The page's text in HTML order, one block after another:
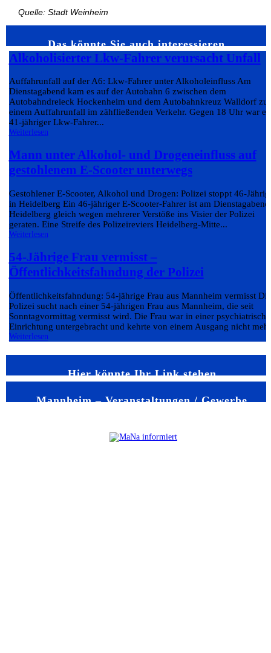
Quelle: Stadt Weinheim
Das könnte Sie auch interessieren…
Alkoholisierter Lkw-Fahrer verursacht Unfall
Auffahrunfall auf der A6: Lkw-Fahrer unter Alkoholeinfluss Am
Dienstagabend kam es auf der Autobahn 6 zwischen dem
Autobahndreieck Hockenheim und dem Autobahnkreuz Walldorf zu
einem Auffahrunfall im zähfließenden Verkehr. Gegen 18 Uhr war
41-jähriger Lkw-Fahrer...
Weiterlesen
Mann unter Alkohol- und Drogeneinfluss auf
gestohlenem E-Scooter unterwegs
Gestohlener E-Scooter, Alkohol und Drogen: Polizei stoppt 46-
in Heidelberg Ein 46-jähriger E-Scooter-Fahrer ist am
Heidelberg gleich wegen mehrerer Verstöße ins Visier der Polizei
geraten. Eine Streife des Polizeireviers Heidelberg-Mitte...
Weiterlesen
54-Jährige Frau vermisst –
Öffentlichkeitsfahndung der Polizei
Öffentlichkeitsfahndung: 54-jährige Frau aus Mannheim vermisst Die
Polizei sucht nach einer 54-jährigen Frau aus Mannheim, die seit
Sonntagvormittag vermisst wird. Die Frau war in einer
Einrichtung untergebracht und kehrte von einem Ausgang nicht
Weiterlesen
Hier könnte Ihr Link stehen
Mannheim – Veranstaltungen / Gewerbe